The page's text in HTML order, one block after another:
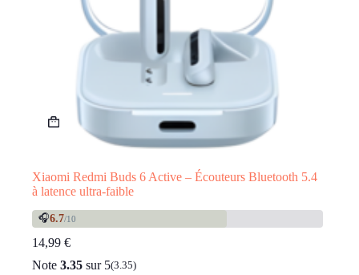
Xiaomi Redmi Buds 6 Active – Écouteurs Bluetooth 5.4
à latence ultra-faible
🎧6.7/10
14,99 €
Note 3.35 sur 5(3.35)